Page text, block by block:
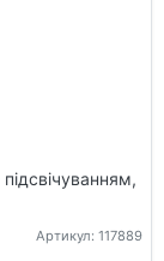
Артикул: 117889